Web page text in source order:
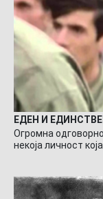
ЕДЕН И
Огромна
некоја личност